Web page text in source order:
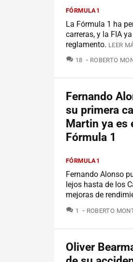
FÓRMULA1
La Fórmula 1 ha
carreras, y la FIA
reglamento. LEER
18 COMENTARIOS
ROBERTO
Fernando
su primera
Martin ya es
Fórmula 1
FÓRMULA1
Fernando Alonso
lejos hasta de los
mejoras de
1 COMENTARIOS
ROBERTO
Oliver